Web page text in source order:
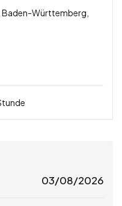
Baden-Württemberg,
03/08/2026